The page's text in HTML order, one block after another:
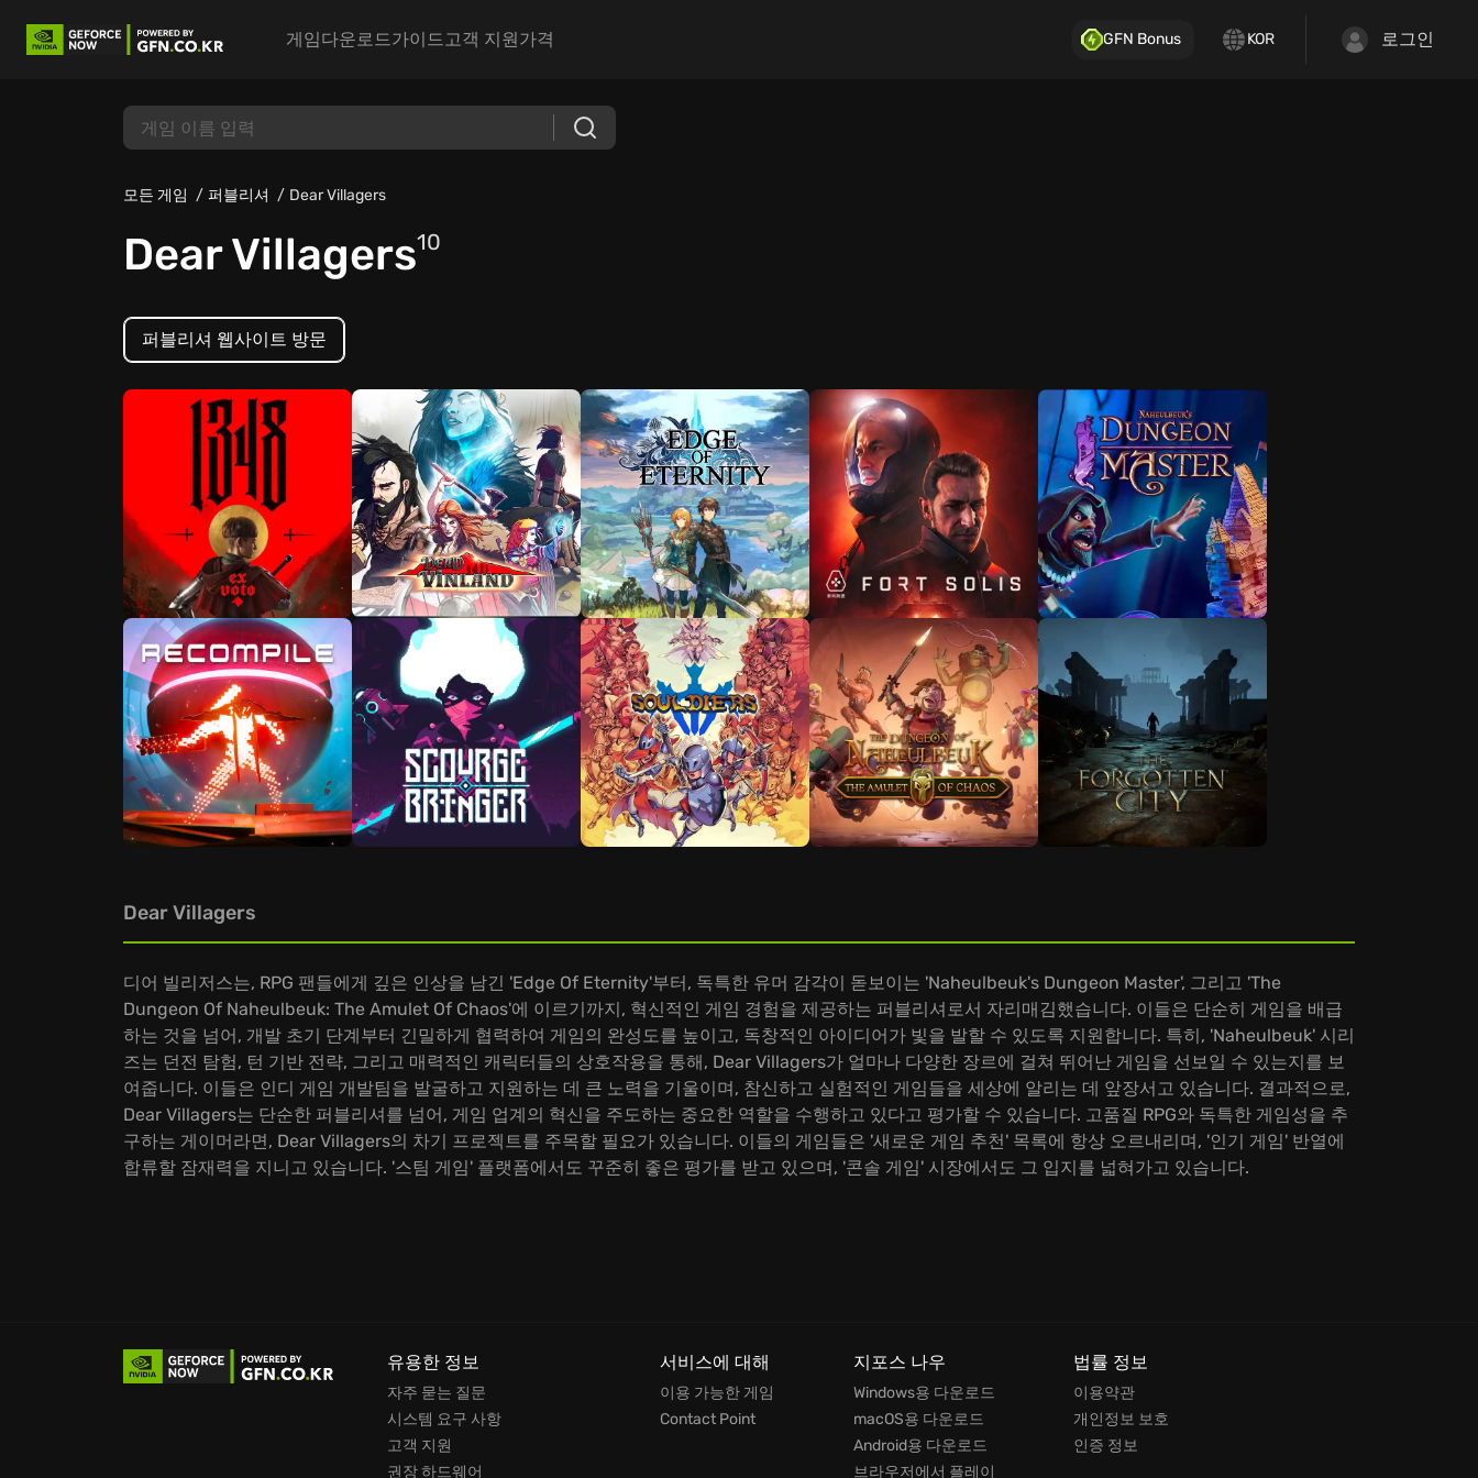
게임다운로드가이드고객 지원가격 GFN Bonus KOR 로그인
모든 게임 퍼블리셔 Dear Villagers
Dear Villagers10
퍼블리셔 웹사이트 방문
Dear Villagers
디어 빌리저스는, RPG 팬들에게 깊은 인상을 남긴 'Edge Of Eternity'부터, 독특한 유머 감각이 돋보이는 'Naheulbeuk's Dungeon Master', 그리고 'The
Dungeon Of Naheulbeuk: The Amulet Of Chaos'에 이르기까지, 혁신적인 게임 경험을 제공하는 퍼블리셔로서 자리매김했습니다. 이들은 단순히 게임을 배급
하는 것을 넘어, 개발 초기 단계부터 긴밀하게 협력하여 게임의 완성도를 높이고, 독창적인 아이디어가 빛을 발할 수 있도록 지원합니다. 특히, 'Naheulbeuk' 시리
즈는 던전 탐험, 턴 기반 전략, 그리고 매력적인 캐릭터들의 상호작용을 통해, Dear Villagers가 얼마나 다양한 장르에 걸쳐 뛰어난 게임을 선보일 수 있는지를 보
여줍니다. 이들은 인디 게임 개발팀을 발굴하고 지원하는 데 큰 노력을 기울이며, 참신하고 실험적인 게임들을 세상에 알리는 데 앞장서고 있습니다. 결과적으로,
Dear Villagers는 단순한 퍼블리셔를 넘어, 게임 업계의 혁신을 주도하는 중요한 역할을 수행하고 있다고 평가할 수 있습니다. 고품질 RPG와 독특한 게임성을 추
구하는 게이머라면, Dear Villagers의 차기 프로젝트를 주목할 필요가 있습니다. 이들의 게임들은 '새로운 게임 추천' 목록에 항상 오르내리며, '인기 게임' 반열에
합류할 잠재력을 지니고 있습니다. '스팀 게임' 플랫폼에서도 꾸준히 좋은 평가를 받고 있으며, '콘솔 게임' 시장에서도 그 입지를 넓혀가고 있습니다.
유용한 정보
자주 묻는 질문
시스템 요구 사항
고객 지원
권장 하드웨어
서비스에 대해
이용 가능한 게임
Contact Point
지포스 나우
Windows용 다운로드
macOS용 다운로드
Android용 다운로드
브라우저에서 플레이
법률 정보
이용약관
개인정보 보호
인증 정보